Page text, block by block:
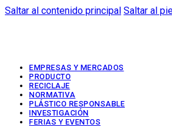
Saltar al contenido principal Saltar al
EMPRESAS Y MERCADOS
PRODUCTO
RECICLAJE
NORMATIVA
PLÁSTICO RESPONSABLE
INVESTIGACIÓN
FERIAS Y EVENTOS